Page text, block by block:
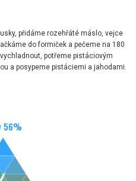
přidáme rozehřáté máslo, vejce
do formiček a pečeme na 180
potřeme pistáciovým
a posypeme pistáciemi a jahodami.
56%